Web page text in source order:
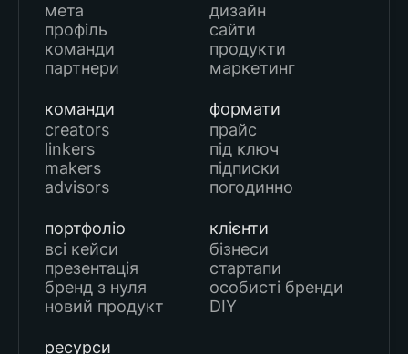
мета
профіль
команди
партнери
дизайн
сайти
продукти
маркетинг
команди
creators
linkers
makers
advisors
формати
прайс
під ключ
підписки
погодинно
портфоліо
всі кейси
презентація
бренд з нуля
новий продукт
клієнти
бізнеси
стартапи
особисті бренди
DIY
ресурси